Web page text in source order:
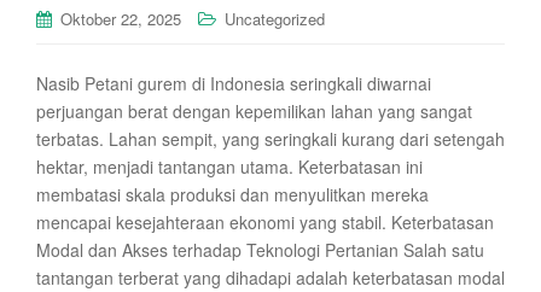
Oktober 22, 2025 Uncategorized
Nasib Petani gurem di Indonesia seringkali diwarnai
perjuangan berat dengan kepemilikan lahan yang sangat
terbatas. Lahan sempit, yang seringkali kurang dari setengah
hektar, menjadi tantangan utama. Keterbatasan ini
membatasi skala produksi dan menyulitkan mereka
mencapai kesejahteraan ekonomi yang stabil. Keterbatasan
Modal dan Akses terhadap Teknologi Pertanian Salah satu
tantangan terberat yang dihadapi adalah keterbatasan modal